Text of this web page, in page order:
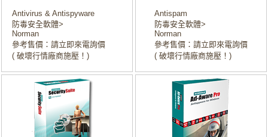
Antivirus & Antispyware
防毒安全軟體>
Norman
參考售價：請立即來電詢價
( 破壞行情廠商施壓！)
Antispam
防毒安全軟體>
Norman
參考售價：請立即來電詢價
( 破壞行情廠商施壓！)